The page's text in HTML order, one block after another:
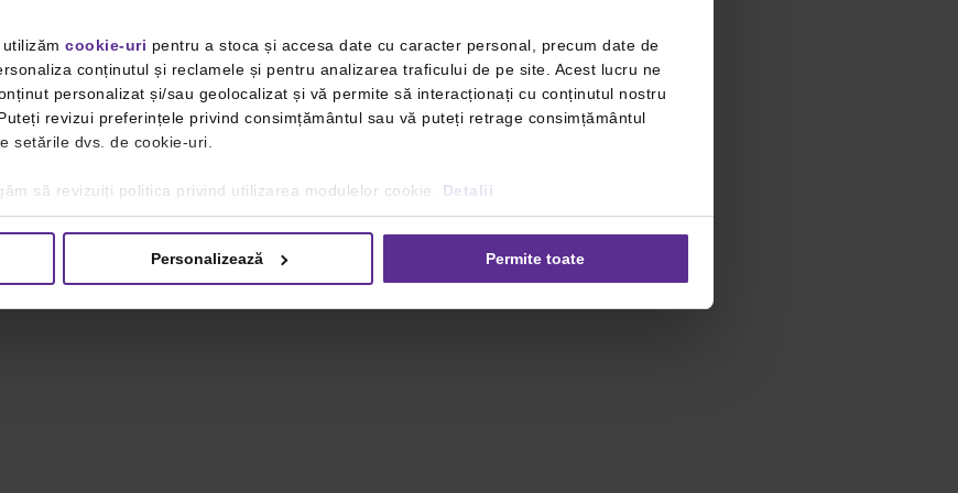
cookie-uri pentru a stoca și accesa date cu caracter personal, precum date de
conținutul și reclamele și pentru analizarea traficului de pe site. Acest lucru ne
personalizat și/sau geolocalizat și vă permite să interacționați cu conținutul nostru
revizui preferințele privind consimțământul sau vă puteți retrage consimțământul
setările dvs. de cookie-uri.
să revizuiți politica privind utilizarea modulelor cookie. Detalii
Personalizează Permite toate